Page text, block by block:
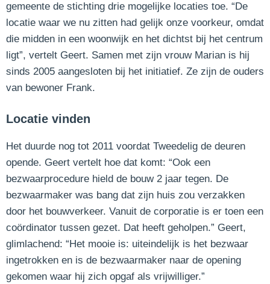
gemeente de stichting drie mogelijke locaties toe. “De
locatie waar we nu zitten had gelijk onze voorkeur, omdat
die midden in een woonwijk en het dichtst bij het centrum
ligt”, vertelt Geert. Samen met zijn vrouw Marian is hij
sinds 2005 aangesloten bij het initiatief. Ze zijn de ouders
van bewoner Frank.
Locatie vinden
Het duurde nog tot 2011 voordat Tweedelig de deuren
opende. Geert vertelt hoe dat komt: “Ook een
bezwaarprocedure hield de bouw 2 jaar tegen. De
bezwaarmaker was bang dat zijn huis zou verzakken
door het bouwverkeer. Vanuit de corporatie is er toen een
coördinator tussen gezet. Dat heeft geholpen.” Geert,
glimlachend: “Het mooie is: uiteindelijk is het bezwaar
ingetrokken en is de bezwaarmaker naar de opening
gekomen waar hij zich opgaf als vrijwilliger.”